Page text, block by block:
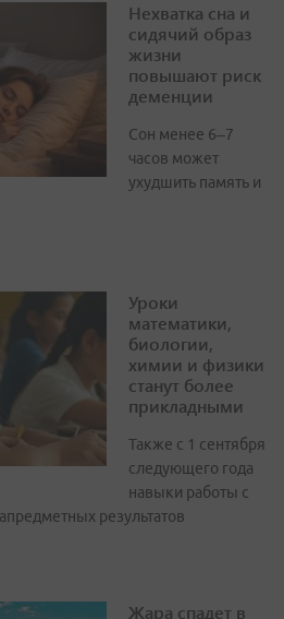
Нехватка сна и
сидячий образ
жизни
повышают риск
деменции
Сон менее 6–7
часов может
ухудшить память и
Уроки
математики,
биологии,
химии и физики
станут более
прикладными
Также с 1 сентября
следующего года
навыки работы с
результатов
Жара спадет в